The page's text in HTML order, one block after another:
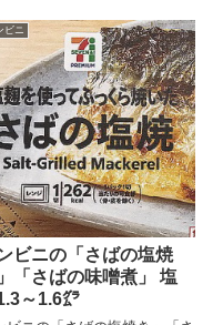
ビニ
ビニの「さばの塩焼
「さばの味噌煮」 塩
～1.6㌘